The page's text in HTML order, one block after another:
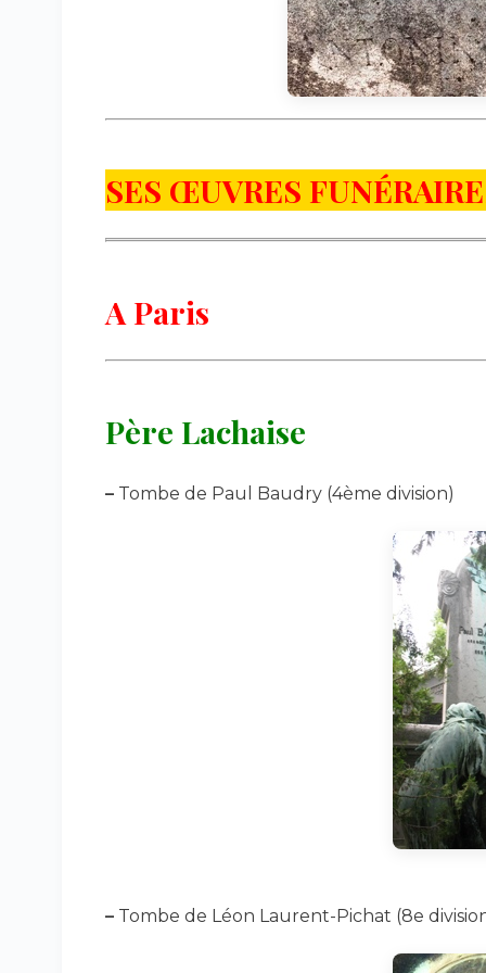
SES ŒUVRES
A Paris
Père Lachaise
– Tombe de Paul Baudry (4ème division)
– Tombe de Léon Laurent-Pichat (8e